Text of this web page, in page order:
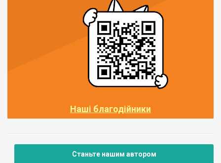
Наші благодійники
Станьте нашим автором